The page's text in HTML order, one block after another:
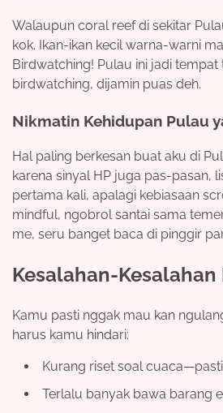
Walaupun coral reef di sekitar
kok. Ikan-ikan kecil warna-warni
Birdwatching! Pulau ini jadi
birdwatching, dijamin puas deh.
Nikmatin Kehidupan Pulau
Hal paling berkesan buat aku di
karena sinyal HP juga pas-pasan,
pertama kali, apalagi kebiasaan
mindful, ngobrol santai sama
me, seru banget baca di pinggir
Kesalahan-
Kamu pasti nggak mau kan
harus kamu hindari:
Kurang riset soal
Terlalu banyak bawa barang